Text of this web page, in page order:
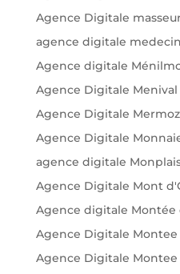
Agence Digitale
agence digitale
Agence digitale
Agence Digitale Menival
Agence Digitale Mermoz
Agence Digitale
agence digitale
Agence Digitale Mont
Agence digitale Montée
Agence Digitale
Agence Digitale